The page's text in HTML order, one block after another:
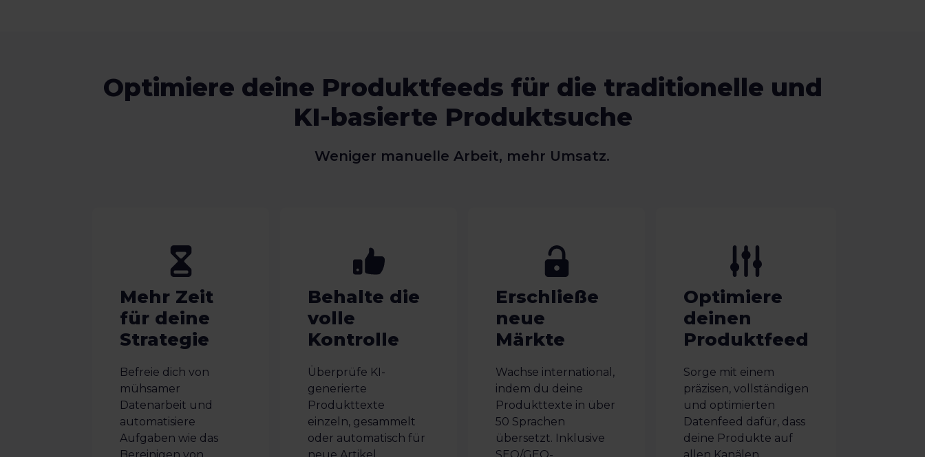
Optimiere deine Produktfeeds für die traditionelle und
KI-basierte Produktsuche
Weniger manuelle Arbeit, mehr Umsatz.
Mehr Zeit
für deine
Strategie
Befreie dich von
mühsamer
Datenarbeit und
automatisiere
Aufgaben wie das
Behalte die
volle
Kontrolle
Überprüfe KI-
generierte
Produkttexte
einzeln, gesammelt
oder automatisch für
Erschließe
neue
Märkte
Wachse international,
indem du deine
Produkttexte in über
50 Sprachen
übersetzt. Inklusive
Optimiere
deinen
Produktfeed
Sorge mit einem
präzisen, vollständigen
und optimierten
Datenfeed dafür, dass
deine Produkte auf